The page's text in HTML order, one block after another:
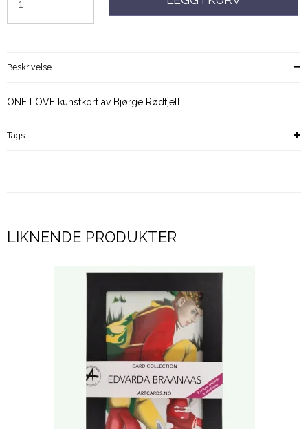
Beskrivelse
ONE LOVE kunstkort av Bjørge Rødfjell
Tags
LIKNENDE PRODUKTER